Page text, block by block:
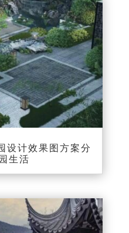
设计效果图方案分
生活